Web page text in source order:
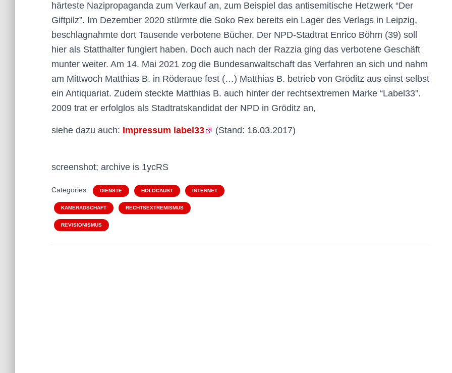
härteste Nazipropaganda zum Verkauf an, zum Beispiel das antisemitische Hetzwerk “Der
Giftpilz”. Im Dezember 2020 stürmte die Soko Rex bereits ein Lager des Verlags in Leipzig,
beschlagnahmte dort Tausende verbotene Bücher. Der NPD-Stadtrat Enrico Böhm (39) soll
hier als Statthalter fungiert haben. Doch auch nach der Razzia ging das verbotene Geschäft
munter weiter. Am 14. Mai 2021 zog die Bundesanwaltschaft das Verfahren an sich und nahm
am Mittwoch Matthias B. in Röderaue fest (…) Matthias B. betrieb von Gröditz aus einst selbst
ein Antiquariat. Zudem steckte Matthias B. auch hinter der rechtsextremen Marke “Label33”.
2009 trat er erfolglos als Stadtratskandidat der NPD in Gröditz an,
siehe dazu auch: Impressum label33 (Stand: 16.03.2017)
screenshot; archive is 1ycRS
Categories: DIENSTE HOLOCAUST INTERNET
KAMERADSCHAFT RECHTSEXTREMISMUS
REVISIONISMUS